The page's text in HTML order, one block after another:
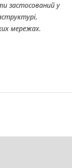
застосований у
мережах.